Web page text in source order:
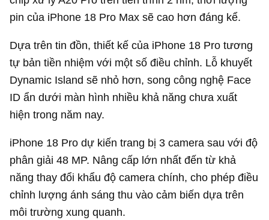
pin của iPhone 18 Pro Max sẽ cao hơn đáng kể.
Dựa trên tin đồn, thiết kế của iPhone 18 Pro tương
tự bản tiền nhiệm với một số điều chỉnh. Lỗ khuyết
Dynamic Island sẽ nhỏ hơn, song công nghệ Face
ID ẩn dưới màn hình nhiều khả năng chưa xuất
hiện trong năm nay.
iPhone 18 Pro dự kiến trang bị 3 camera sau với độ
phân giải 48 MP. Nâng cấp lớn nhất đến từ khả
năng thay đổi khẩu độ camera chính, cho phép điều
chỉnh lượng ánh sáng thu vào cảm biến dựa trên
môi trường xung quanh.